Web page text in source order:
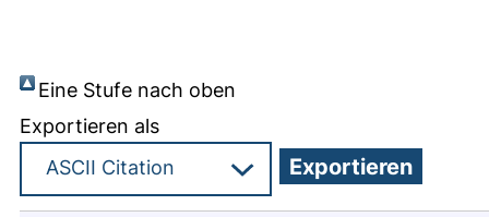
Eine Stufe nach oben
Exportieren als